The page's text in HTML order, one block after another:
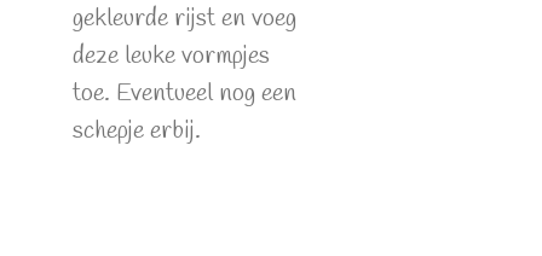
gekleurde rijst en voeg
deze leuke vormpjes
toe. Eventueel nog een
schepje erbij.